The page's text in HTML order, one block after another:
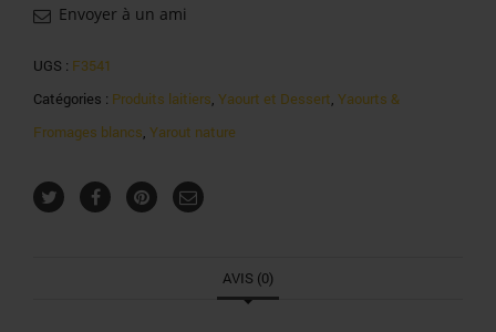
natureEnvoyer à un ami
UGS : F3541
Catégories : Produits laitiers, Yaourt et Dessert, Yaourts &
Fromages blancs, Yarout nature
AVIS (0)